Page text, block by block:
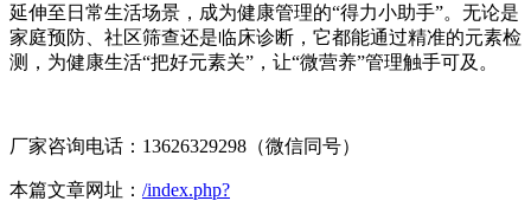
延伸至日常生活场景，成为健康管理的“得力小助手”。无论是
家庭预防、社区筛查还是临床诊断，它都能通过精准的元素检
测，为健康生活“把好元素关”，让“微营养”管理触手可及。
厂家咨询电话：13626329298（微信同号）
本篇文章网址： /index.php?